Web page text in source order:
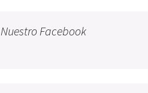
Nuestro Facebook